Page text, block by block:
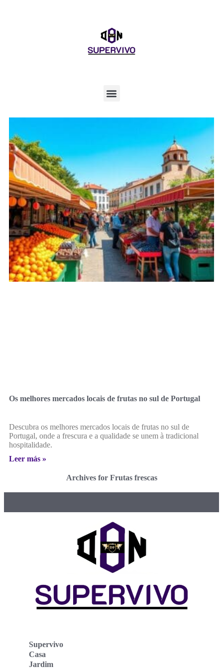
Os melhores mercados locais de frutas no sul de Portugal
Descubra os melhores mercados locais de frutas no sul de
Portugal, onde a frescura e a qualidade se unem à tradicional
hospitalidade.
Leer más »
Archives for Frutas frescas
Supervivo
Casa
Jardim